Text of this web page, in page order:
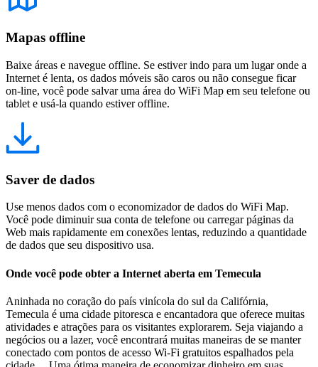
Mapas offline
Baixe áreas e navegue offline. Se estiver indo para um lugar onde a
Internet é lenta, os dados móveis são caros ou não consegue ficar
on-line, você pode salvar uma área do WiFi Map em seu telefone ou
tablet e usá-la quando estiver offline.
Saver de dados
Use menos dados com o economizador de dados do WiFi Map.
Você pode diminuir sua conta de telefone ou carregar páginas da
Web mais rapidamente em conexões lentas, reduzindo a quantidade
de dados que seu dispositivo usa.
Onde você pode obter a Internet aberta em Temecula
Aninhada no coração do país vinícola do sul da Califórnia,
Temecula é uma cidade pitoresca e encantadora que oferece muitas
atividades e atrações para os visitantes explorarem. Seja viajando a
negócios ou a lazer, você encontrará muitas maneiras de se manter
conectado com pontos de acesso Wi-Fi gratuitos espalhados pela